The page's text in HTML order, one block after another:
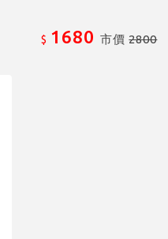
$ 1680 市價2800